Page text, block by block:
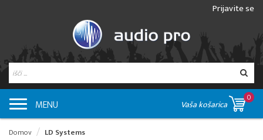
Prijavite se
MENU Vaša košarica
0
Domov LD Systems